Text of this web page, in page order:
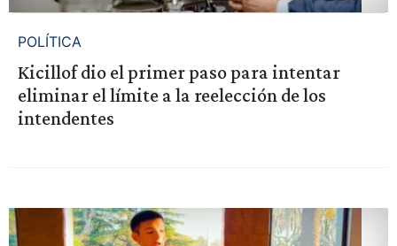
POLÍTICA
Kicillof dio el primer paso para intentar
eliminar el límite a la reelección de los
intendentes